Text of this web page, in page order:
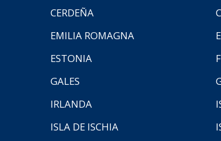
CERDEÑA
EMILIA ROMAGNA
ESTONIA
GALES
IRLANDA
ISLA DE ISCHIA